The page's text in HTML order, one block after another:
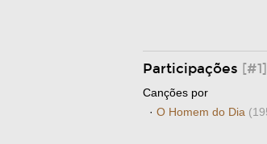
Participações [#1]
Canções por
· O Homem do Dia